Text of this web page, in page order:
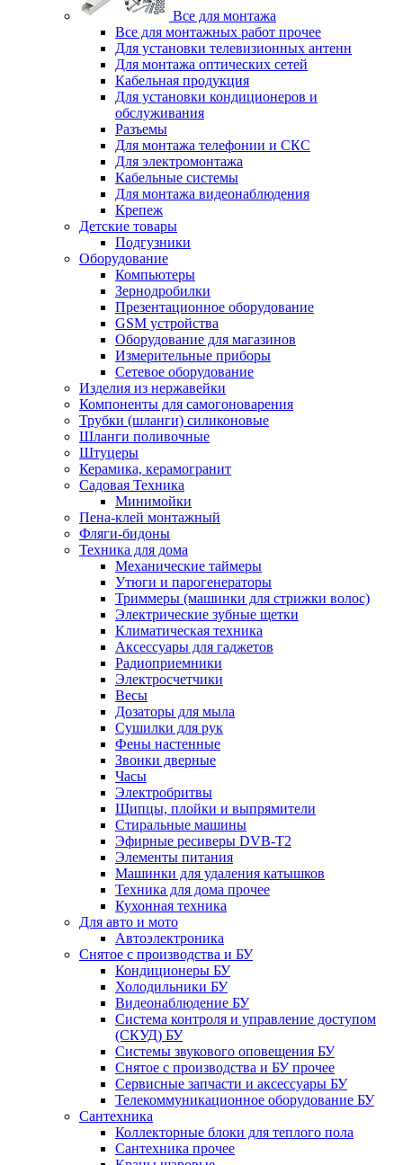
Все для монтажа
Все для монтажных работ прочее
Для установки телевизионных антенн
Для монтажа оптических сетей
Кабельная продукция
Для установки кондиционеров и
обслуживания
Разъемы
Для монтажа телефонии и СКС
Для электромонтажа
Кабельные системы
Для монтажа видеонаблюдения
Крепеж
Детские товары
Подгузники
Оборудование
Компьютеры
Зернодробилки
Презентационное оборудование
GSM устройства
Оборудование для магазинов
Измерительные приборы
Сетевое оборудование
Изделия из нержавейки
Компоненты для самогоноварения
Трубки (шланги) силиконовые
Шланги поливочные
Штуцеры
Керамика, керамогранит
Садовая Техника
Минимойки
Пена-клей монтажный
Фляги-бидоны
Техника для дома
Механические таймеры
Утюги и парогенераторы
Триммеры (машинки для стрижки волос)
Электрические зубные щетки
Климатическая техника
Аксессуары для гаджетов
Радиоприемники
Электросчетчики
Весы
Дозаторы для мыла
Сушилки для рук
Фены настенные
Звонки дверные
Часы
Электробритвы
Щипцы, плойки и выпрямители
Стиральные машины
Эфирные ресиверы DVB-T2
Элементы питания
Машинки для удаления катышков
Техника для дома прочее
Кухонная техника
Для авто и мото
Автоэлектроника
Снятое с производства и БУ
Кондиционеры БУ
Холодильники БУ
Видеонаблюдение БУ
Система контроля и управление доступом
(СКУД) БУ
Системы звукового оповещения БУ
Снятое с производства и БУ прочее
Сервисные запчасти и аксессуары БУ
Телекоммуникационное оборудование БУ
Сантехника
Коллекторные блоки для теплого пола
Сантехника прочее